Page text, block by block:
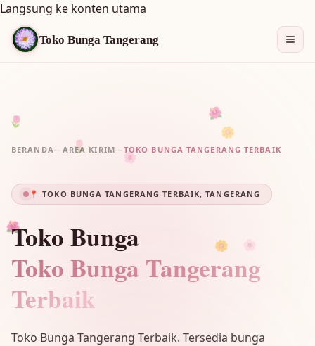
Langsung ke konten utama
Toko Bunga Tangerang
🌺
🌷 🌼
🌸
🌺
🌸
🌼
BERANDA—AREA KIRIM—TOKO BUNGA TANGERANG TERBAIK
📍 TOKO BUNGA TANGERANG TERBAIK, TANGERANG
Toko Bunga
Toko Bunga Tangerang
Terbaik
Toko Bunga Tangerang Terbaik. Tersedia bunga